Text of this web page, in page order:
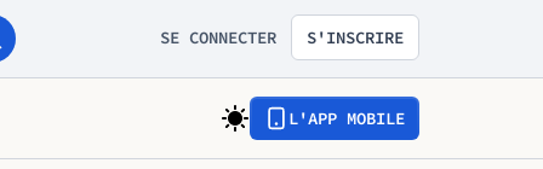
SE CONNECTER S'INSCRIRE
L'APP MOBILE